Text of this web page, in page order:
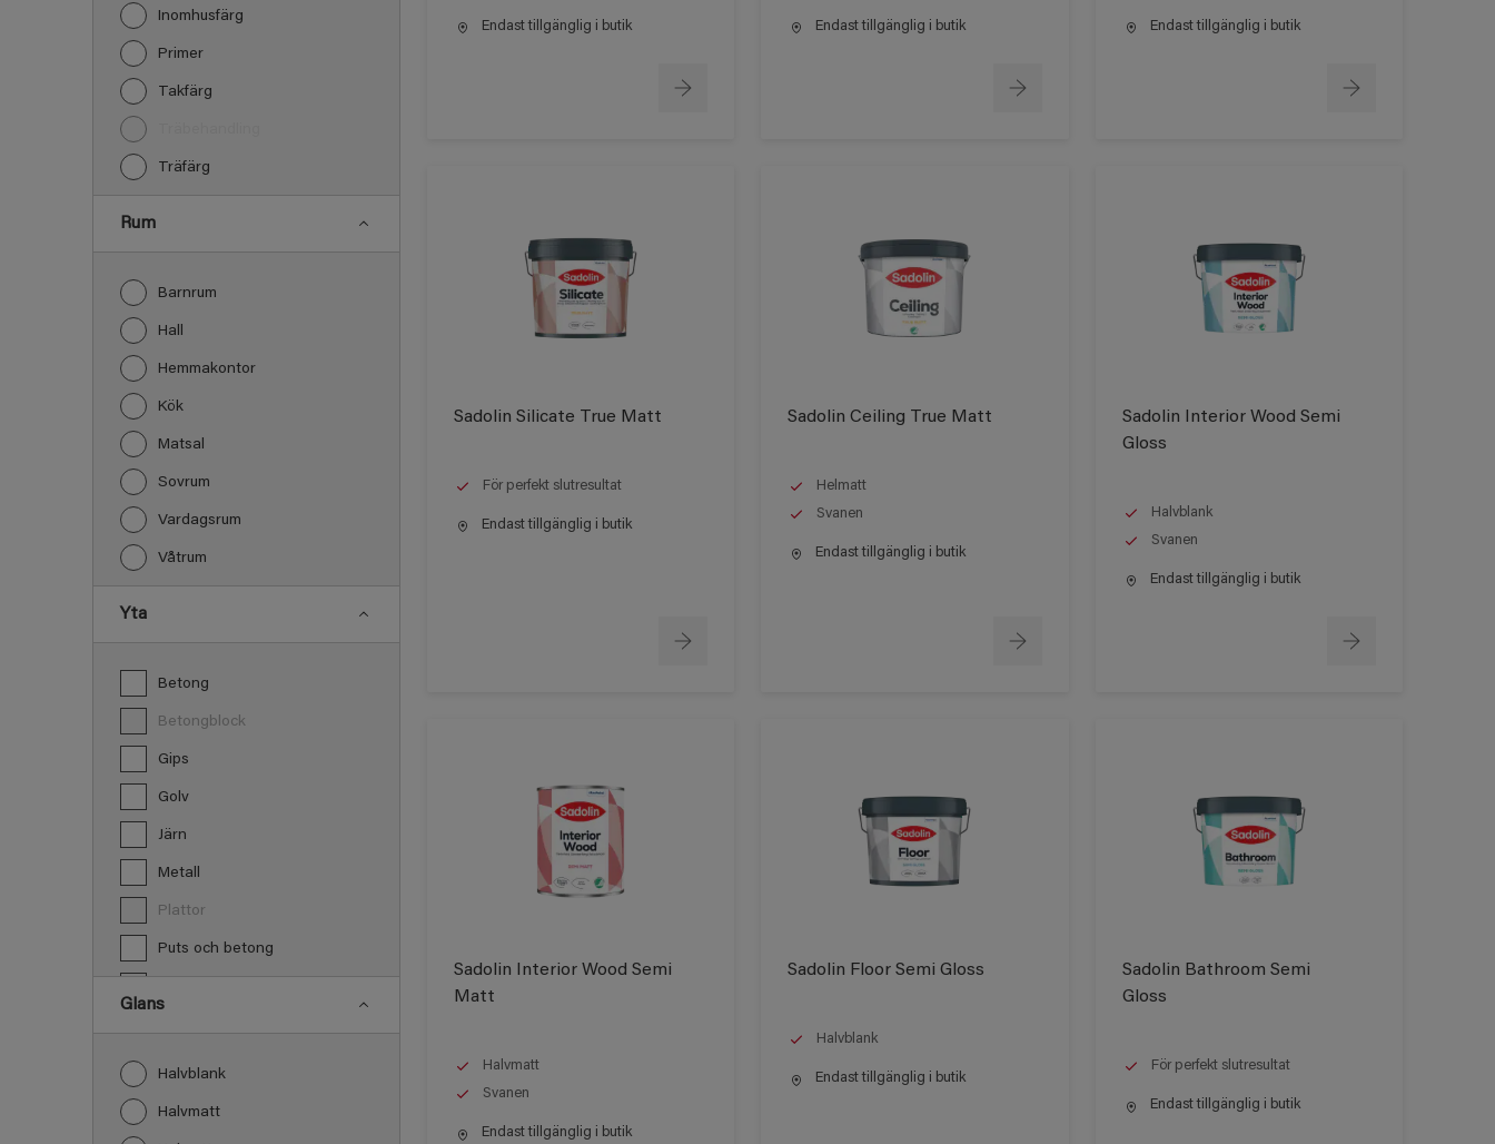
Inomhusfärg
Primer
Takfärg
Träfärg
Rum
Barnrum
Hall
Hemmakontor
Kök
Matsal
Sovrum
Vardagsrum
Våtrum
Yta
Betong
Betongblock
Gips
Golv
Järn
Metall
Plattor
Puts och betong
Glans
Halvblank
Halvmatt
Endast tillgänglig i butik Endast tillgänglig i butik Endast tillgänglig i butik
Sadolin Silicate True Matt
För perfekt slutresultat
Endast tillgänglig i butik
Sadolin Ceiling True Matt
Helmatt
Svanen
Endast tillgänglig i butik
Sadolin Interior Wood Semi
Gloss
Halvblank
Svanen
Endast tillgänglig i butik
Sadolin Interior Wood Semi
Matt
Halvmatt
Svanen
Endast tillgänglig i butik
Sadolin Floor Semi Gloss
Halvblank
Endast tillgänglig i butik
Sadolin Bathroom Semi
Gloss
För perfekt slutresultat
Endast tillgänglig i butik